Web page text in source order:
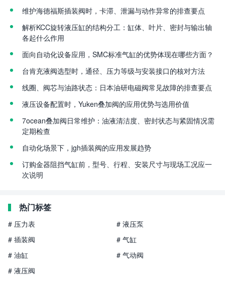
维护海德福斯插装阀时，卡滞、泄漏与动作异常的排查要点
解析KCC旋转液压缸的结构分工：缸体、叶片、密封与输出轴
各起什么作用
面向自动化设备应用，SMC标准气缸的优势体现在哪些方面？
台肯充液阀选型时，通径、压力等级与安装接口的核对方法
线圈、阀芯与油路状态：日本油研电磁阀常见故障的排查要点
液压设备配置时，Yuken叠加阀的应用优势与选用价值
7ocean叠加阀日常维护：油液清洁度、密封状态与紧固情况需
定期检查
自动化场景下，jgh插装阀的应用发展趋势
订购金器阻挡气缸前，型号、行程、安装尺寸与现场工况应一
次说明
热门标签
# 压力表
# 液压泵
# 插装阀
# 气缸
# 油缸
# 气动阀
# 液压阀